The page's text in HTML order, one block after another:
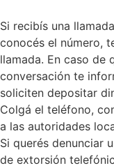
Si recibís una
conocés el número,
llamada. En caso de
conversación te
soliciten depositar
Colgá el teléfono,
a las autoridades
Si querés denunciar
de extorsión